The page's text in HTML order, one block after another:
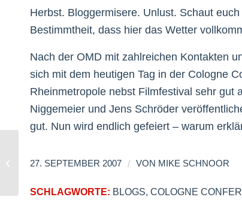
Herbst. Bloggermisere. Unlust. Schaut
Bestimmtheit, dass hier das Wetter
Nach der OMD mit zahlreichen Kontakten
sich mit dem heutigen Tag in der Cologne
Rheinmetropole nebst Filmfestival sehr
Niggemeier und Jens Schröder
gut. Nun wird endlich gefeiert – warum
27. SEPTEMBER 2007 / VON MIKE SCHNOOR
SCHLAGWORTE: BLOGS, COLOGNE
Facebook